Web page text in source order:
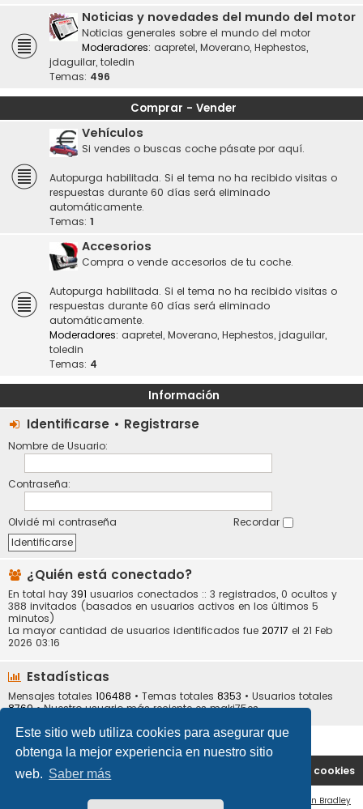
Este sitio web utiliza cookies para asegurar que
obtenga la mejor experiencia en nuestro sitio
web. Saber más
Noticias y novedades del mundo del motor
Noticias generales sobre el mundo del motor
Moderadores: aapretel, Moverano, Hephestos,
jdaguilar, toledin
Temas: 496
Comprar - Vender
Vehículos
Si vendes o buscas coche pásate por aquí.
Autopurga habilitada. Si el tema no ha recibido visitas o
respuestas durante 60 días será eliminado
automáticamente.
Temas: 1
Accesorios
Compra o vende accesorios de tu coche.
Autopurga habilitada. Si el tema no ha recibido visitas o
respuestas durante 60 días será eliminado
automáticamente.
Moderadores: aapretel, Moverano, Hephestos, jdaguilar,
toledin
Temas: 4
Información
Identificarse • Registrarse
Nombre de Usuario:
Contraseña:
Olvidé mi contraseña Recordar
¿Quién está conectado?
En total hay 391 usuarios conectados :: 3 registrados, 0 ocultos y
388 invitados (basados en usuarios activos en los últimos 5
minutos)
La mayor cantidad de usuarios identificados fue 20717 el 21 Feb
2026 03:16
Estadísticas
Mensajes totales 106488 • Temas totales 8353 • Usuarios totales
8769• Nuestro usuario más reciente esmaki75es
Portal Índice general Borrar cookies
Ian Bradley